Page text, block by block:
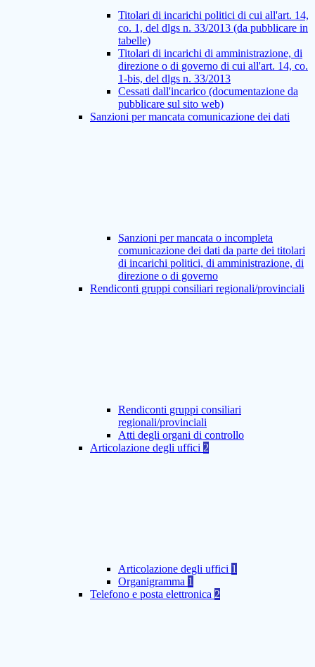
Titolari di incarichi politici di cui all'art. 14,
co. 1, del dlgs n. 33/2013 (da pubblicare in
tabelle)
Titolari di incarichi di amministrazione, di
direzione o di governo di cui all'art. 14, co.
1-bis, del dlgs n. 33/2013
Cessati dall'incarico (documentazione da
pubblicare sul sito web)
Sanzioni per mancata comunicazione dei dati
Sanzioni per mancata o incompleta
comunicazione dei dati da parte dei titolari
di incarichi politici, di amministrazione, di
direzione o di governo
Rendiconti gruppi consiliari regionali/provinciali
Rendiconti gruppi consiliari
regionali/provinciali
Atti degli organi di controllo
Articolazione degli uffici 2
Articolazione degli uffici 1
Organigramma 1
Telefono e posta elettronica 2